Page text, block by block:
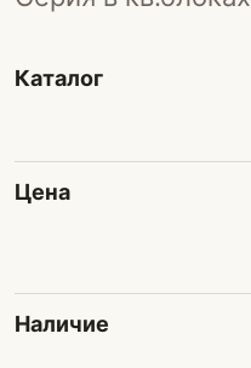
Каталог
Цена
Наличие